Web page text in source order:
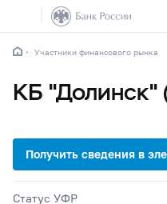
Участники финансового рынка
КБ "Долинск"
Статус УФР